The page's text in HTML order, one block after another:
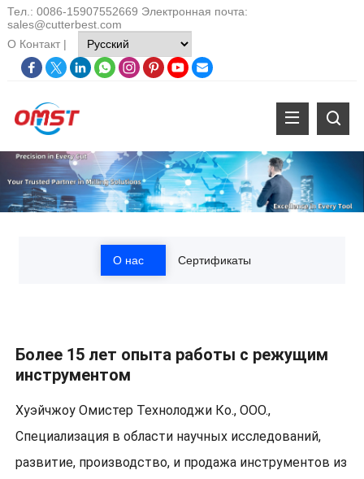
Тел.: 0086-15907552669 Электронная почта:
sales@cutterbest.com
О Контакт|
О нас Сертификаты
Более 15 лет опыта работы с режущим
инструментом
Хуэйчжоу Омистер Технолоджи Ко., ООО.,
Специализация в области научных исследований,
развитие, производство, и продажа инструментов из